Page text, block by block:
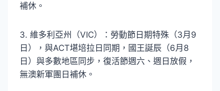
補休。
3. 維多利亞州（VIC）：勞動節日期特殊（3月9
日），與ACT堪培拉日同期，國王誕辰（6月8
日）與多數地區同步，復活節週六、週日放假，
無澳新軍團日補休。